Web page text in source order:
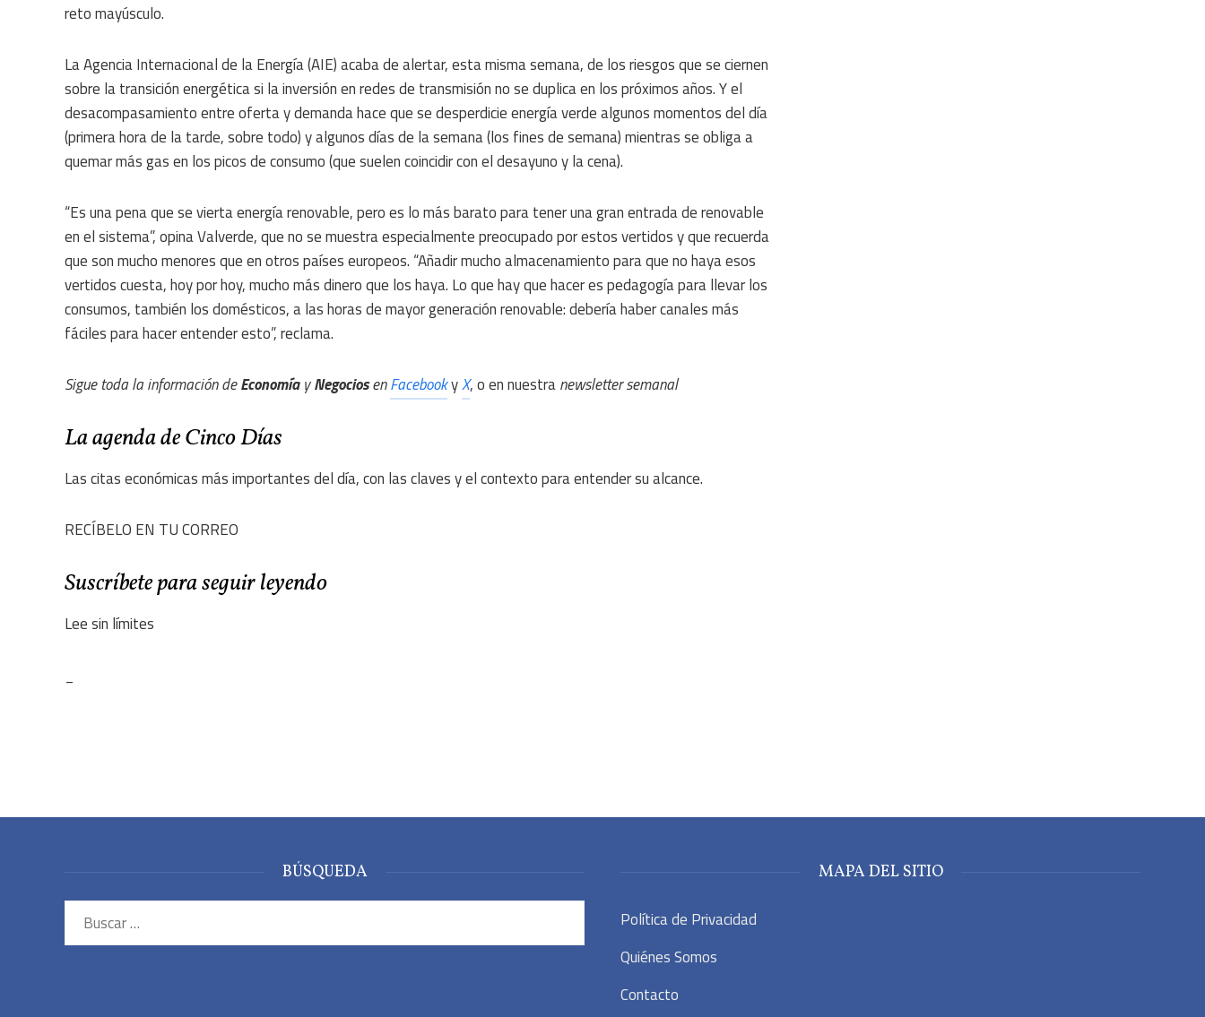
reto mayúsculo.
La Agencia Internacional de la Energía (AIE) acaba de alertar, esta misma semana, de los riesgos que se ciernen
sobre la transición energética si la inversión en redes de transmisión no se duplica en los próximos años. Y el
desacompasamiento entre oferta y demanda hace que se desperdicie energía verde algunos momentos del día
(primera hora de la tarde, sobre todo) y algunos días de la semana (los fines de semana) mientras se obliga a
quemar más gas en los picos de consumo (que suelen coincidir con el desayuno y la cena).
“Es una pena que se vierta energía renovable, pero es lo más barato para tener una gran entrada de renovable
en el sistema”, opina Valverde, que no se muestra especialmente preocupado por estos vertidos y que recuerda
que son mucho menores que en otros países europeos. “Añadir mucho almacenamiento para que no haya esos
vertidos cuesta, hoy por hoy, mucho más dinero que los haya. Lo que hay que hacer es pedagogía para llevar los
consumos, también los domésticos, a las horas de mayor generación renovable: debería haber canales más
fáciles para hacer entender esto”, reclama.
Sigue toda la información deEconomíayNegociosenFacebookyX, o en nuestranewsletter semanal
La agenda de Cinco Días
Las citas económicas más importantes del día, con las claves y el contexto para entender su alcance.
RECÍBELO EN TU CORREO
Suscríbete para seguir leyendo
Lee sin límites
BÚSQUEDA
Buscar:
MAPA DEL SITIO
Política de Privacidad
Quiénes Somos
Contacto